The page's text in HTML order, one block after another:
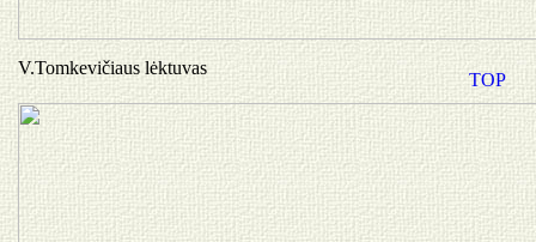
TOP
V.Tomkevičiaus lėktuvas